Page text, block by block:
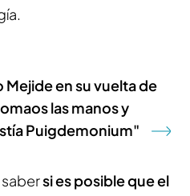
en su vuelta de
las manos y
Puigdemonium"
si es posible que el